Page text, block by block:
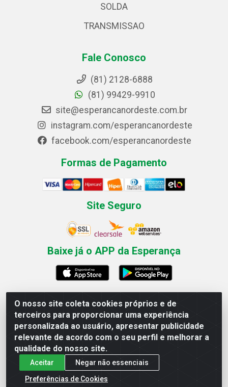
O nosso site coleta cookies próprios e de
terceiros para proporcionar uma experiência
personalizada ao usuário, apresentar publicidade
relevante de acordo com o seu perfil e melhorar a
qualidade do nosso site.
Aceitar
Negar não essenciais
Preferências de Cookies
SOLDA
TRANSMISSAO
Fale Conosco
(81) 2128-6888
(81) 99429-9910
site@esperancanordeste.com.br
instagram.com/esperancanordeste
facebook.com/esperancanordeste
Formas de Pagamento
Site Seguro
Baixe já o APP da Esperança
Esperança Nordeste - Rua Professor Caldas Filho, 291 -
Estância - Recife / PE CEP: 50771-335 - CNPJ
03.666.136/0001-23